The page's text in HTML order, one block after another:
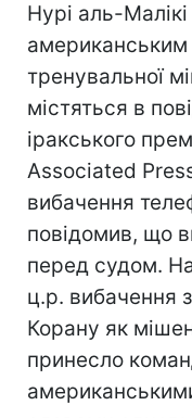
Нурі аль-
тренувальної
містяться в
іракського
Associated
вибачення
повідомив, що
перед судом.
ц.р. вибачення
Корану як
принесло